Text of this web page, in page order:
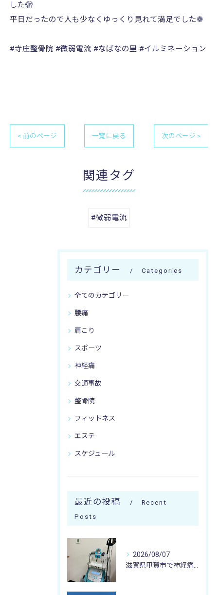
した🫣
平日だったので人も少なくゆっくり見れて満足でした❁
#寺庄整骨院 #微弱電流 #なばなの里 #イルミネーション
< 前のページ 一覧に戻る 次のページ >
関連タグ
#微弱電流
カテゴリー Categories
全てのカテゴリー
腰痛
肩こり
スポーツ
神経痛
交通事故
整骨院
フィットネス
エステ
スケジュール
最近の投稿
Recent
Posts
2026/08/07